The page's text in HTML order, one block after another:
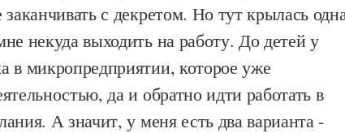
с декретом. Но тут крылась
некуда выходить на работу. До детей у
в микропредприятии, которое уже
да и обратно идти работать в
А значит, у меня есть два варианта -